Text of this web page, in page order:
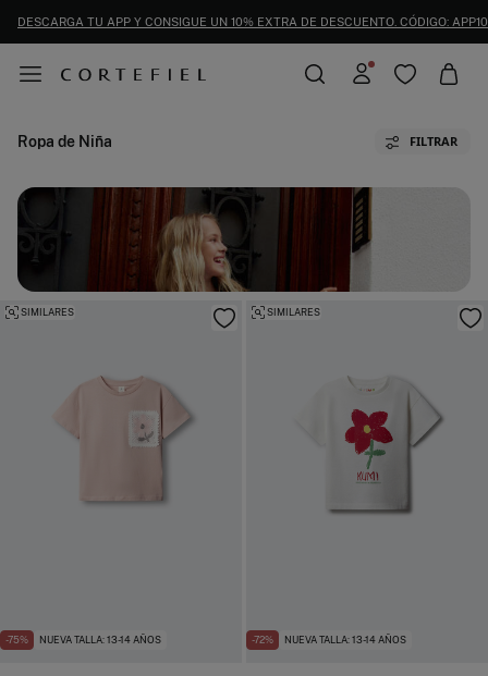
DESCARGA TU APP Y CONSIGUE UN 10% EXTRA DE DESCUENTO. CÓDIGO: APP10
Ropa de Niña FILTRAR
-75% NUEVA TALLA: 13-14 AÑOS
SIMILARES
-72% NUEVA TALLA: 13-14 AÑOS
SIMILARES